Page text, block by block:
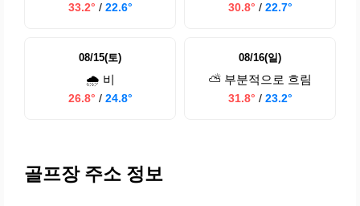
33.2° / 22.6° 30.8° / 22.7°
08/15(토)
🌧️ 비
26.8° / 24.8°
08/16(일)
⛅ 부분적으로 흐림
31.8° / 23.2°
골프장 주소 정보